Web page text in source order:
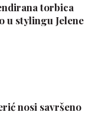
torbica
u stylingu Jelene
nosi savršeno